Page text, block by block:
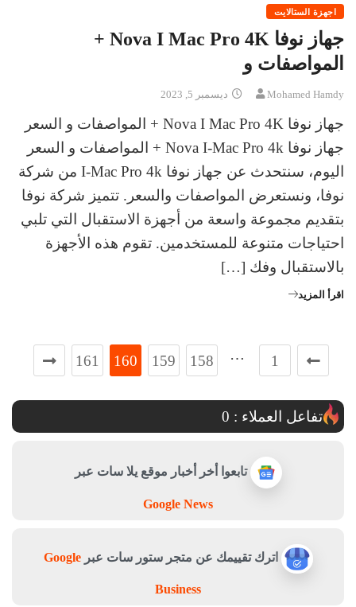
اجهزة الستالايت
جهاز نوفا Nova I Mac Pro 4K +
المواصفات و
Mohamed Hamdy ديسمبر 5, 2023
جهاز نوفا Nova I Mac Pro 4K + المواصفات و السعر
جهاز نوفا Nova I-Mac Pro 4k + المواصفات و السعر
اليوم، سنتحدث عن جهاز نوفا I-Mac Pro 4k من شركة
نوفا، ونستعرض المواصفات والسعر. تتميز شركة نوفا
بتقديم مجموعة واسعة من أجهزة الاستقبال التي تلبي
احتياجات متنوعة للمستخدمين. تقوم هذه الأجهزة
بالاستقبال وفك […]
اقرأ المزيد
1
…
158
159
160
161
تفاعل العملاء : 0
تابعوا أخر أخبار موقع يلا سات عبر
Google News
اترك تقييمك عن متجر ستور سات عبرGoogle
Business